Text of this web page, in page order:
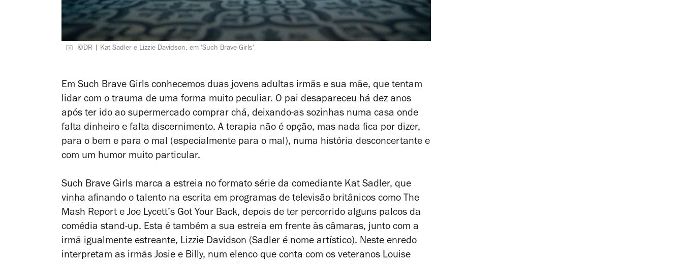
©DR | Kat Sadler e Lizzie Davidson, em 'Such Brave Girls'
Em Such Brave Girls conhecemos duas jovens adultas irmãs e sua mãe, que tentam
lidar com o trauma de uma forma muito peculiar. O pai desapareceu há dez anos
após ter ido ao supermercado comprar chá, deixando-as sozinhas numa casa onde
falta dinheiro e falta discernimento. A terapia não é opção, mas nada fica por dizer,
para o bem e para o mal (especialmente para o mal), numa história desconcertante e
com um humor muito particular.
Such Brave Girls marca a estreia no formato série da comediante Kat Sadler, que
vinha afinando o talento na escrita em programas de televisão britânicos como The
Mash Report e Joe Lycett’s Got Your Back, depois de ter percorrido alguns palcos da
comédia stand-up. Esta é também a sua estreia em frente às câmaras, junto com a
irmã igualmente estreante, Lizzie Davidson (Sadler é nome artístico). Neste enredo
interpretam as irmãs Josie e Billy, num elenco que conta com os veteranos Louise